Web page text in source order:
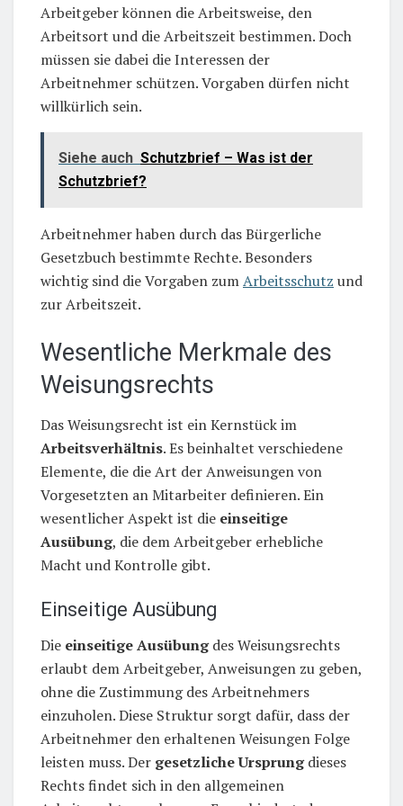
Arbeitgeber können die Arbeitsweise, den
Arbeitsort und die Arbeitszeit bestimmen. Doch
müssen sie dabei die Interessen der
Arbeitnehmer schützen. Vorgaben dürfen nicht
willkürlich sein.
Siehe auch Schutzbrief – Was ist der
Schutzbrief?
Arbeitnehmer haben durch das Bürgerliche
Gesetzbuch bestimmte Rechte. Besonders
wichtig sind die Vorgaben zumArbeitsschutz und
zur Arbeitszeit.
Wesentliche Merkmale des
Weisungsrechts
Das Weisungsrecht ist ein Kernstück im
Arbeitsverhältnis. Es beinhaltet verschiedene
Elemente, die die Art der Anweisungen von
Vorgesetzten an Mitarbeiter definieren. Ein
wesentlicher Aspekt ist die einseitige
Ausübung, die dem Arbeitgeber erhebliche
Macht und Kontrolle gibt.
Einseitige Ausübung
Die einseitige Ausübungdes Weisungsrechts
erlaubt dem Arbeitgeber, Anweisungen zu geben,
ohne die Zustimmung des Arbeitnehmers
einzuholen. Diese Struktur sorgt dafür, dass der
Arbeitnehmer den erhaltenen Weisungen Folge
leisten muss. Der gesetzliche Ursprungdieses
Rechts findet sich in den allgemeinen